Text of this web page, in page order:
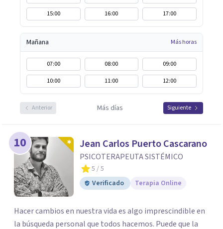
15:00
16:00 17:00
Mañana Más horas
07:00 08:00
09:00
10:00
11:00 12:00
Anterior Más días Siguiente
10 Jean Carlos Puerto Cascarano
PSICOTERAPEUTA SISTÉMICO
5 / 5
Verificado
Terapia Online
Hacer cambios en nuestra vida es algo imprescindible en
la búsqueda personal que todos hacemos. Puede que la